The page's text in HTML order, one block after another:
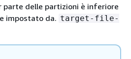
parte delle partizioni è inferiore
impostato da. target-file-